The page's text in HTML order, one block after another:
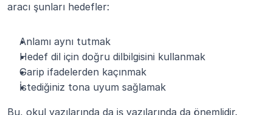
aracı şunları hedefler:
Anlamı aynı tutmak
Hedef dil için doğru dilbilgisini kullanmak
Garip ifadelerden kaçınmak
İstediğiniz tona uyum sağlamak
Bu, okul yazılarında da iş yazılarında da önemlidir.